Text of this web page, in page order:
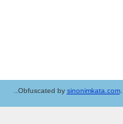
..Obfuscated by sinonimkata.com.